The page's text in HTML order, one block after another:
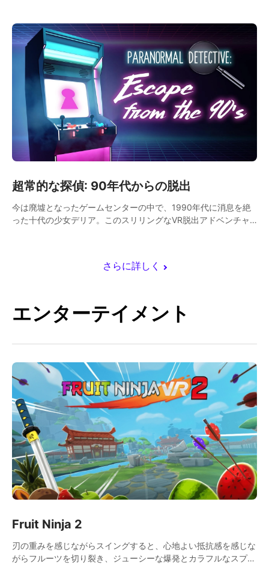
さらに詳しく
地勢を通してインタラクティブな仮想の旅に私たちを案内。
超常的な探偵: 90年代からの脱出
今は廃墟となったゲームセンターの中で、1990年代に消息を絶
った十代の少女デリア。このスリリングなVR脱出アドベンチャ
エンターテイメント
Fruit Ninja 2
刃の重みを感じながらスイングすると、心地よい抵抗感を感じな
がらフルーツを切り裂き、ジューシーな爆発とカラフルなスプラ